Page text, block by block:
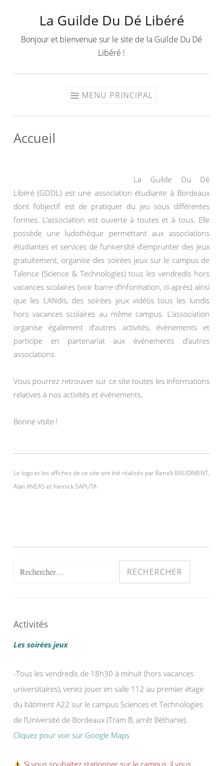
contenu
La Guilde Du Dé Libéré
Bonjour et bienvenue sur le site de la Guilde Du Dé
Libéré !
MENU PRINCIPAL
Accueil
La Guilde Du Dé
Libéré (GDDL) est une association étudiante à Bordeaux
dont l’objectif est de pratiquer du jeu sous différentes
formes. L’association est ouverte à toutes et à tous. Elle
possède une ludothèque permettant aux associations
étudiantes et services de l’université d’emprunter des jeux
gratuitement, organise des soirées jeux sur le campus de
Talence (Science & Technologies) tous les vendredis hors
vacances scolaires (voir barre d’information, ci-après) ainsi
que les LANdis, des soirées jeux vidéos tous les lundis
hors vacances scolaires au même campus. L’association
organise également d’autres activités, évènements et
participe en partenariat aux événements d’autres
associations.
Vous pourrez retrouver sur ce site toutes les informations
relatives à nos activités et événements.
Bonne visite !
Le logo et les affiches de ce site ont été réalisés par Benoît BAUDIMENT,
Alan ANEAS et Yannick SAPUTA
Rechercher :
Activités
Les soirées jeux
-Tous les vendredis de 18h30 à minuit (hors vacances
universitaires), venez jouer en salle 112 au premier étage
du bâtiment A22 sur le campus Sciences et Technologies
de l’Université de Bordeaux (Tram B, arrêt Béthanie).
Cliquez pour voir sur Google Maps
Si vous souhaitez stationner sur le campus, il vous